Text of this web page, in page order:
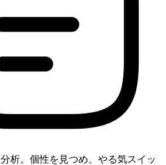
析。個性を見つめ、やる気スイッ